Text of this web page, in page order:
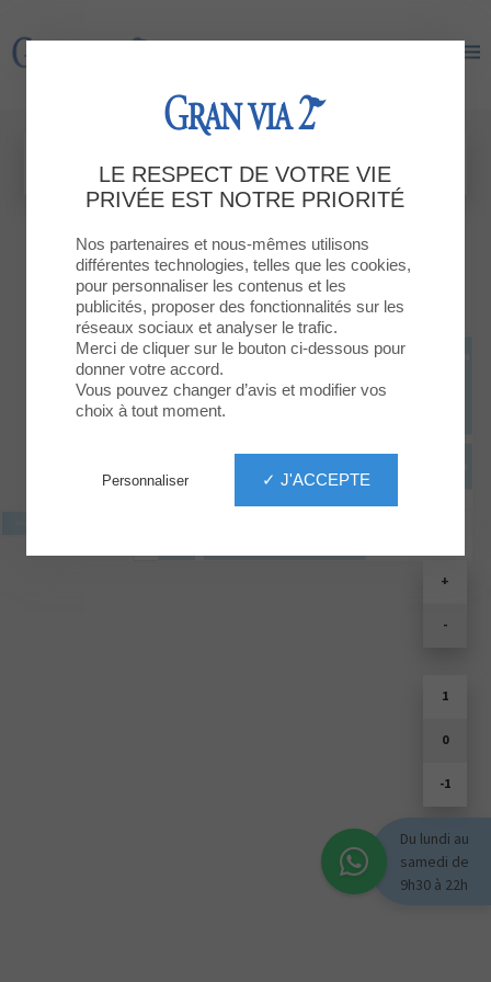
Gran Via 2
+
-
1
0
-1
Du lundi au
samedi de
9h30 à 22h
LE RESPECT DE VOTRE VIE
PRIVÉE EST NOTRE PRIORITÉ
Nos partenaires et nous-mêmes utilisons
différentes technologies, telles que les cookies,
pour personnaliser les contenus et les
publicités, proposer des fonctionnalités sur les
réseaux sociaux et analyser le trafic.
Merci de cliquer sur le bouton ci-dessous pour
donner votre accord.
Vous pouvez changer d’avis et modifier vos
choix à tout moment.
✓ J'ACCEPTE
Personnaliser